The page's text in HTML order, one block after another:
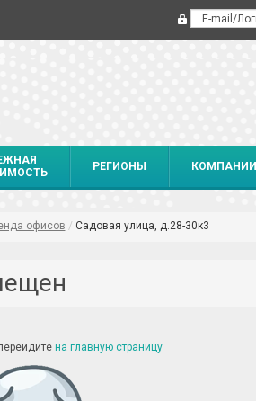
РЕГИОНЫ КОМПАНИИ
офисов / Садовая улица, д.28-30к3
на главную страницу